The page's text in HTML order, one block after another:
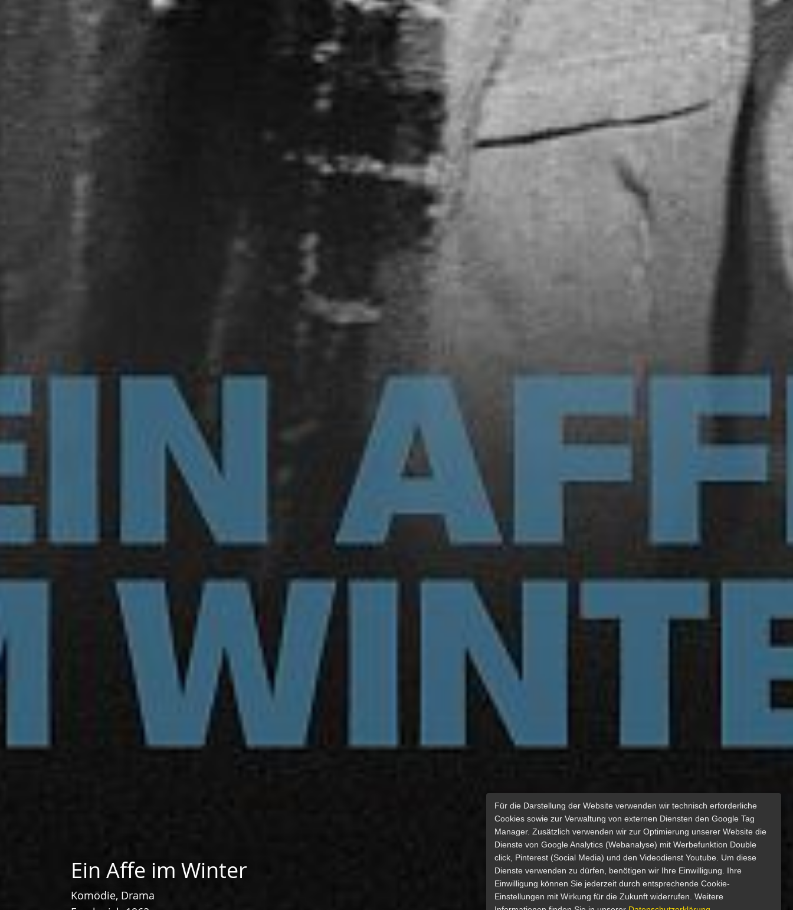
Ein Affe im Winter
Komödie, Drama
Für die Darstellung der Website verwenden wir technisch erforderliche
Cookies sowie zur Verwaltung von externen Diensten den Google Tag
Manager. Zusätzlich verwenden wir zur Optimierung unserer Website die
Dienste von Google Analytics (Webanalyse) mit Werbefunktion Double
click, Pinterest (Social Media) und den Videodienst Youtube. Um diese
Dienste verwenden zu dürfen, benötigen wir Ihre Einwilligung. Ihre
Einwilligung können Sie jederzeit durch entsprechende Cookie-
Einstellungen mit Wirkung für die Zukunft widerrufen. Weitere